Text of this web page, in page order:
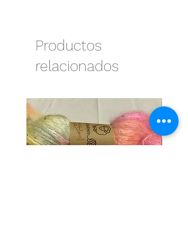
Productos
relacionados